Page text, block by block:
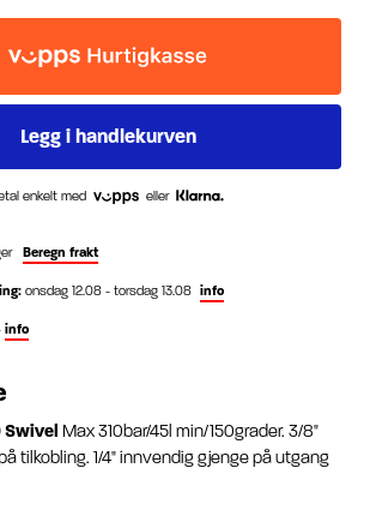
enkelt med eller
Beregn frakt
onsdag 12.08 - torsdag 13.08 info
info
Max 310bar/45l min/150grader. 3/8"
tilkobling. 1/4" innvendig gjenge på utgang